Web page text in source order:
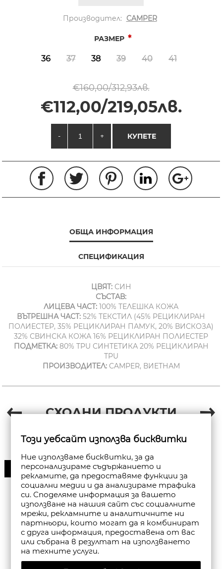
Производител: CAMPER
РАЗМЕР *
36 37 38 39 40 41
€160,00/312,93лв.
€112,00/219,05лв.
- + КУПЕТЕ
ОБЩА ИНФОРМАЦИЯ
СПЕЦИФИКАЦИЯ
ЦВЯТ:СИН
СЪСТАВ:
ЛИЦЕВА ЧАСТ: 100% ТЕЛЕШКА КОЖА
ВЪТРЕШНА ЧАСТ: 52% ТЕКСТИЛ (45% РЕЦИКЛИРАН
ПОЛИЕСТЕР, 35% РЕЦИКЛИРАН ПАМУК, 20% ВИСКОЗА)
32% СВИНСКА КОЖА 16% РЕЦИКЛИРАН ПОЛИЕСТЕР
ПОДМЕТКА:80% TPU СИНТЕТИКА 20% РЕЦИКЛИРАН
TPU
ПРОИЗВОДИТЕЛ:CAMPER, ВИЕТНАМ
СХОДНИ ПРОДУКТИ
30%
Този уебсайт използва бисквитки
Ние използваме бисквитки, за да
персонализираме съдържанието и
рекламите, да предоставяме функции за
социални медии и да анализираме трафика
си. Споделяме информация за вашето
използване на нашия сайт със социалните
мрежи, рекламните и аналитичните ни
партньори, които могат да я комбинират
с друга информация, предоставена от вас
или събрана в резултат на използването
на техните услуги.